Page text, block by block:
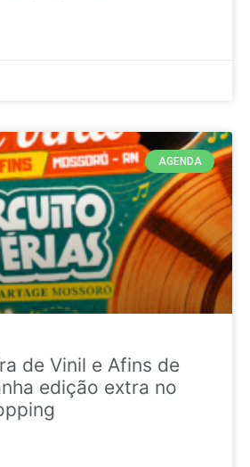
AGENDA
de Vinil e Afins de
edição extra no